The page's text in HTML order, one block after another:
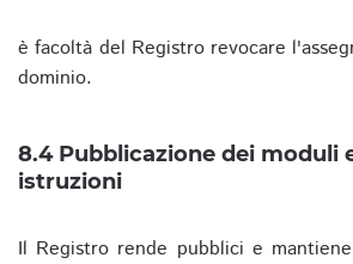
è facoltà del Registro revocare
dominio.
8.4 Pubblicazione dei moduli
istruzioni
Il Registro rende pubblici e